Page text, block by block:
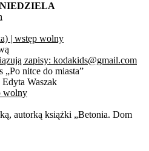
NIEDZIELA
| wstęp wolny
zapisy: kodakids@gmail.com
nitce do miasta”
Waszak
wolny
autorką książki „Betonia. Dom